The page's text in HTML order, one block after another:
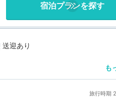
宿泊プランを探す
送迎あり
も
旅行時期